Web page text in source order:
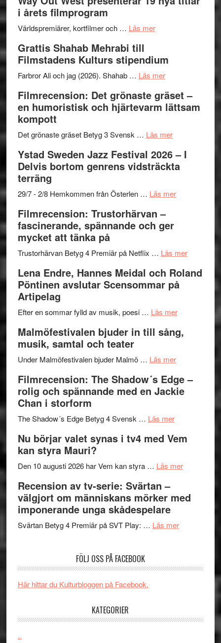
II
trailern
The
Files:
I
Want
Believe
–
Frankenshtey
med
Fox
och
Scully
i årets filmprogram
Världspremiärer, kortfilmer och … Läs merom
West
presenterar
nya
titlar
årets
Grattis Shahab Mehrabi till
Filmstadens Kulturs stipendium
Farbror Ali och jag (2026). Shahab … Läs merom
Shahab
Mehrabi
Filmstadens
stipendium
Filmrecension: Det grönaste gräset –
en humoristisk och hjärtevarm lättsam
kompott
Det grönaste gräset Betyg 3 Svensk … Läs merom
Det
grönaste
–
och
lättsam
Ystad Sweden Jazz Festival 2026 – I
Delvis bortom genrens vidsträckta
terräng
29/7 - 2/8 Hemkommen från Österlen … Läs merom
2026
I
Delvis
genrens
terräng
Filmrecension: Trustorhärvan –
fascinerande, spännande och ger
mycket att tänka på
Trustorhärvan Betyg 4 Premiär på Netflix … Läs merom
på
Lena Endre, Hannes Meidal och Roland
Pöntinen avslutar Scensommar på
Artipelag
Efter en sommar fylld av musik, poesi … Läs merom
Endre,
Roland
Pöntinen
Artipelag
Malmöfestivalen bjuder in till sång,
musik, samtal och teater
Under Malmöfestivalen bjuder Malmö … Läs merom
bjuder
in
samtal
teater
Filmrecension: The Shadow´s Edge –
rolig och spännande med en Jackie
Chan i storform
The Shadow´s Edge Betyg 4 Svensk … Läs merom
The
´s
rolig
spännande
Chan
Nu börjar valet synas i tv4 med Vem
kan styra Mauri?
Den 10 augusti 2026 har Vem kan styra … Läs merom
valet
kan
Recension av tv-serie: Svärtan –
välgjort om människans mörker med
imponerande unga skådespelare
Svärtan Betyg 4 Premiär på SVT Play: … Läs merom
serie:
om
människans
FÖLJ OSS PÅ FACEBOOK
Här hittar du Kulturbloggen på Facebook.
KATEGORIER
..